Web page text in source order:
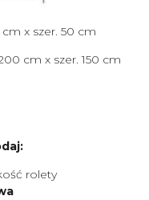
x szer. 50 cm
cm x szer. 150 cm
rolety